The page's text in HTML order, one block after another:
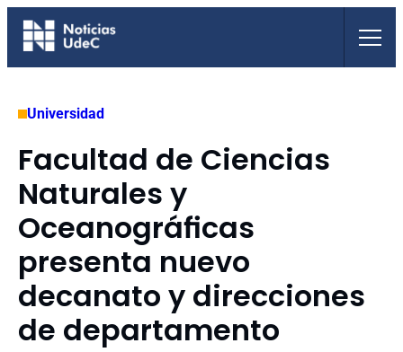
Saltar
Universidad
Facultad de Ciencias
Naturales y
Oceanográficas
presenta nuevo
decanato y direcciones
de departamento